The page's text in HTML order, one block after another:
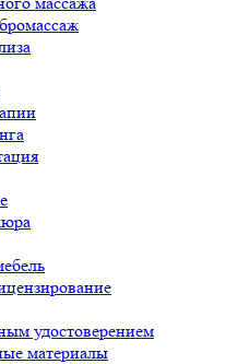
удостоверением
материалы